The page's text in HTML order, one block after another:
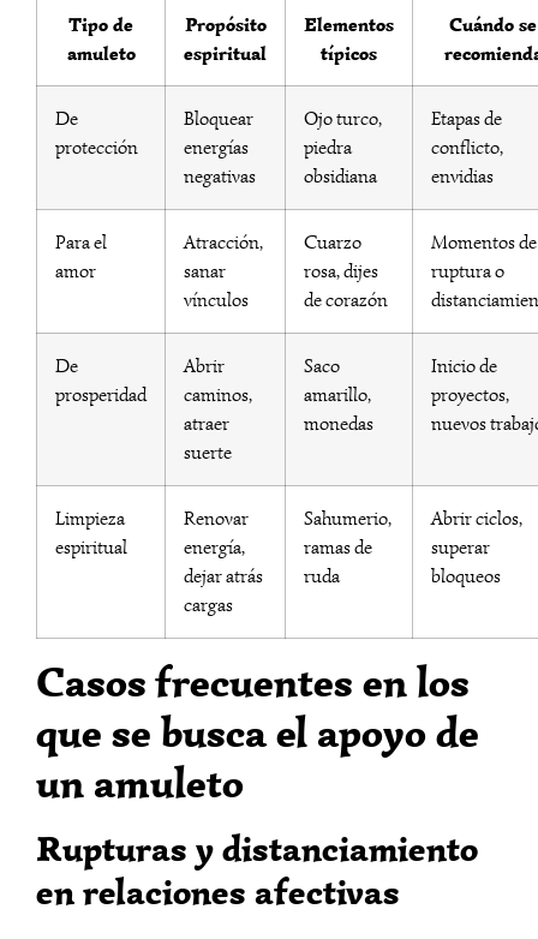
Tipo de
amuleto
Propósito
espiritual
Elementos
típicos
Cuándo se
De
protección
Bloquear
energías
negativas
Ojo turco,
piedra
obsidiana
Etapas de
conflicto,
envidias
Para el
amor
Atracción,
sanar
vínculos
Cuarzo
rosa, dijes
de corazón
Momentos de
ruptura o
De
prosperidad
Abrir
caminos,
atraer
suerte
Saco
amarillo,
monedas
Inicio de
proyectos,
nuevos
Limpieza
espiritual
Renovar
energía,
dejar atrás
cargas
Sahumerio,
ramas de
ruda
Abrir ciclos,
superar
bloqueos
Casos frecuentes en los
que se busca el apoyo de
un amuleto
Rupturas y distanciamiento
en relaciones afectivas